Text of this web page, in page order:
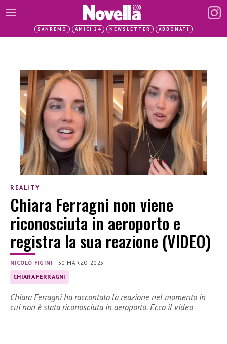
SANREMO AMICI 24 NEWSLETTER ABBONATI
REALITY
Chiara Ferragni non viene
riconosciuta in aeroporto e
registra la sua reazione (VIDEO)
NICOLÒ FIGINI | 30 MARZO 2025
CHIARA FERRAGNI
Chiara Ferragni ha raccontato la reazione nel momento in
cui non è stata riconosciuta in aeroporto. Ecco il video